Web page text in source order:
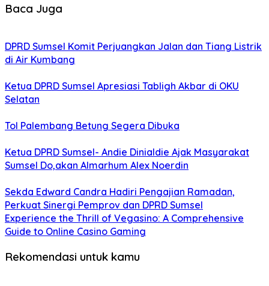
Baca Juga
DPRD Sumsel Komit Perjuangkan Jalan dan Tiang Listrik
di Air Kumbang
Ketua DPRD Sumsel Apresiasi Tabligh Akbar di OKU
Selatan
Tol Palembang Betung Segera Dibuka
Ketua DPRD Sumsel- Andie Dinialdie Ajak Masyarakat
Sumsel Do,akan Almarhum Alex Noerdin
Sekda Edward Candra Hadiri Pengajian Ramadan,
Perkuat Sinergi Pemprov dan DPRD Sumsel
Experience the Thrill of Vegasino: A Comprehensive
Guide to Online Casino Gaming
Rekomendasi untuk kamu